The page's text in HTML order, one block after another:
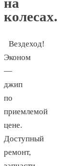
колесах.
Вездеход!
Эконом
—
джип
по
приемлемой
цене.
Доступный
ремонт,